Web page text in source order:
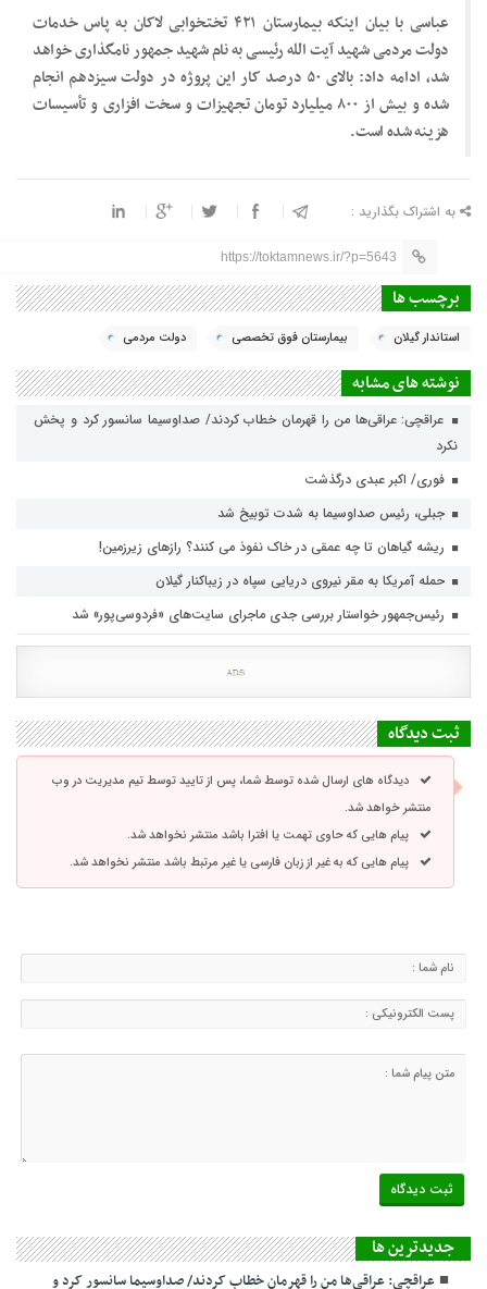
عباسی با بیان اینکه بیمارستان ۴۲۱ تختخوابی لاکان به پاس خدمات
دولت مردمی شهید آیت الله رئیسی به نام شهید جمهور نامگذاری خواهد
شد، ادامه داد: بالای ۵۰ درصد کار این پروژه در دولت سیزدهم انجام
شده و بیش از ۸۰۰ میلیارد تومان تجهیزات و سخت افزاری و تأسیسات
هزینه شده است.
به اشتراک بگذارید :
https://toktamnews.ir/?p=5643
برچسب ها
استاندار گیلان بیمارستان فوق تخصصی دولت مردمی
نوشته های مشابه
عراقچی: عراقی‌ها من را قهرمان خطاب کردند/ صداوسیما سانسور کرد و پخش
نکرد
فوری/ اکبر عبدی درگذشت
جبلی، رئیس صداوسیما به شدت توبیخ شد
ریشه گیاهان تا چه عمقی در خاک نفوذ می کنند؟ رازهای زیرزمین!
حمله آمریکا به مقر نیروی دریایی سپاه در زیباکنار گیلان
رئیس‌جمهور خواستار بررسی جدی ماجرای سایت‌های «فردوسی‌پور» شد
ثبت دیدگاه
دیدگاه های ارسال شده توسط شما، پس از تایید توسط تیم مدیریت در وب
منتشر خواهد شد.
پیام هایی که حاوی تهمت یا افترا باشد منتشر نخواهد شد.
پیام هایی که به غیر از زبان فارسی یا غیر مرتبط باشد منتشر نخواهد شد.
جديدترين ها
عراقچی: عراقی‌ها من را قهرمان خطاب کردند/ صداوسیما سانسور کرد و